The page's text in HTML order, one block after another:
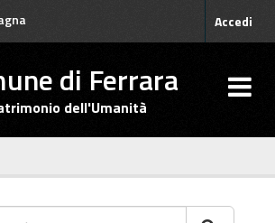
Accedi
di Ferrara
dell'Umanità